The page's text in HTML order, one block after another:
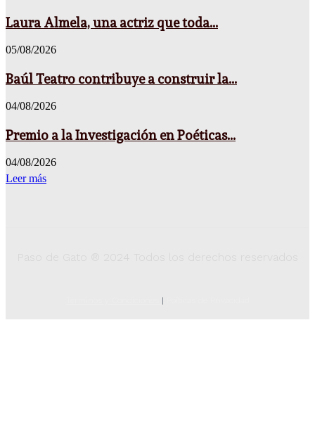
Laura Almela, una actriz que toda...
05/08/2026
Baúl Teatro contribuye a construir la...
04/08/2026
Premio a la Investigación en Poéticas...
04/08/2026
Leer más
|